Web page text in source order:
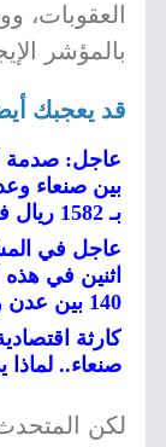
العقوبات،
بالمؤشر
قد يعجبك
عاجل: صدمة
بـ 1582 ريال في بلد واحد
عاجل في
140 بين عدن وصنعاء في 19 يوليو 2026
كارثة
صنعاء.. لماذا
لكن المتحدث